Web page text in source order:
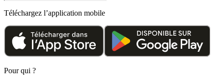
Téléchargez l’application mobile
Pour qui ?